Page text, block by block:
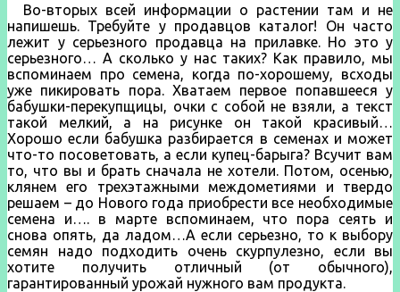
Во-вторых всей информации о растении там и не
напишешь. Требуйте у продавцов каталог! Он часто
лежит у серьезного продавца на прилавке. Но это у
серьезного… А сколько у нас таких? Как правило, мы
вспоминаем про семена, когда по-хорошему, всходы
уже пикировать пора. Хватаем первое попавшееся у
бабушки-перекупщицы, очки с собой не взяли, а текст
такой мелкий, а на рисунке он такой красивый…
Хорошо если бабушка разбирается в семенах и может
что-то посоветовать, а если купец-барыга? Всучит вам
то, что вы и брать сначала не хотели. Потом, осенью,
клянем его трехэтажными междометиями и твердо
решаем – до Нового года приобрести все необходимые
семена и…. в марте вспоминаем, что пора сеять и
снова опять, да ладом…А если серьезно, то к выбору
семян надо подходить очень скурпулезно, если вы
хотите получить отличный (от обычного),
гарантированный урожай нужного вам продукта.